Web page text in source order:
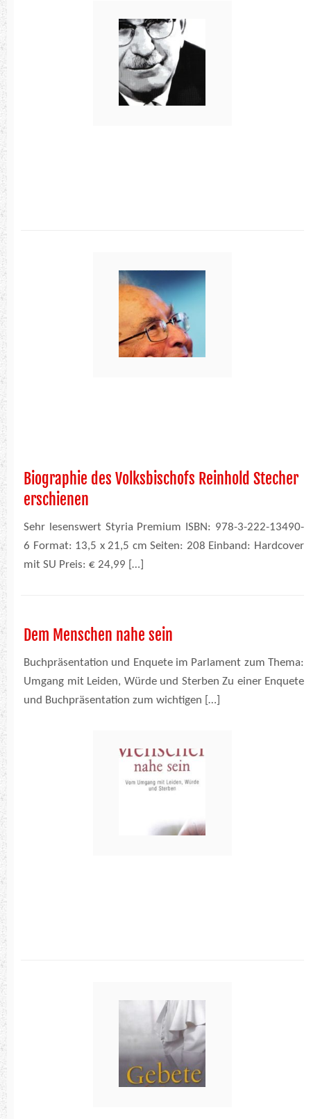
Biographie des Volksbischofs Reinhold Stecher
erschienen
Sehr lesenswert Styria Premium ISBN: 978-3-222-13490-
6 Format: 13,5 x 21,5 cm Seiten: 208 Einband: Hardcover
mit SU Preis: € 24,99 […]
Dem Menschen nahe sein
Buchpräsentation und Enquete im Parlament zum Thema:
Umgang mit Leiden, Würde und Sterben Zu einer Enquete
und Buchpräsentation zum wichtigen […]